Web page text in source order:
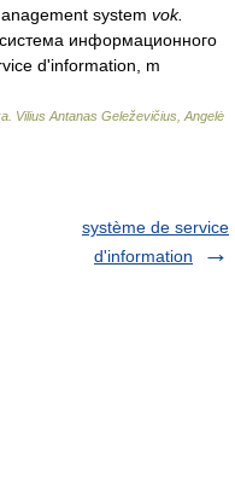
system vok.
cистема информационного
d'information, m
Vilius Antanas Geleževičius, Angelė
système de service
d'information